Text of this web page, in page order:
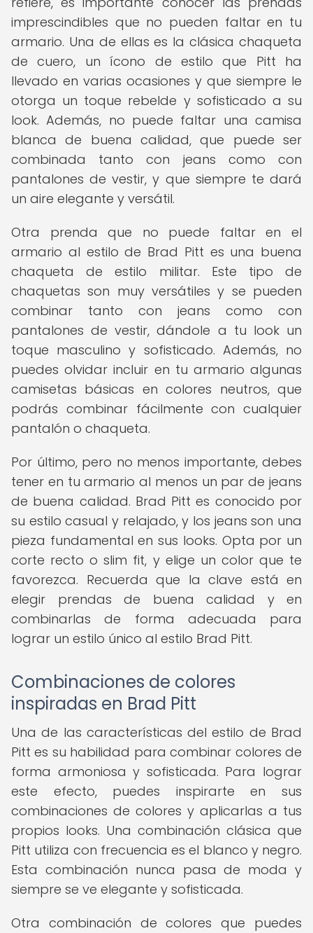
imprescindibles que no pueden faltar en tu
armario. Una de ellas es la clásica chaqueta
de cuero, un ícono de estilo que Pitt ha
llevado en varias ocasiones y que siempre le
otorga un toque rebelde y sofisticado a su
look. Además, no puede faltar una camisa
blanca de buena calidad, que puede ser
combinada tanto con jeans como con
pantalones de vestir, y que siempre te dará
un aire elegante y versátil.
Otra prenda que no puede faltar en el
armario al estilo de Brad Pitt es una buena
chaqueta de estilo militar. Este tipo de
chaquetas son muy versátiles y se pueden
combinar tanto con jeans como con
pantalones de vestir, dándole a tu look un
toque masculino y sofisticado. Además, no
puedes olvidar incluir en tu armario algunas
camisetas básicas en colores neutros, que
podrás combinar fácilmente con cualquier
pantalón o chaqueta.
Por último, pero no menos importante, debes
tener en tu armario al menos un par de jeans
de buena calidad. Brad Pitt es conocido por
su estilo casual y relajado, y los jeans son una
pieza fundamental en sus looks. Opta por un
corte recto o slim fit, y elige un color que te
favorezca. Recuerda que la clave está en
elegir prendas de buena calidad y en
combinarlas de forma adecuada para
lograr un estilo único al estilo Brad Pitt.
Combinaciones de colores
inspiradas en Brad Pitt
Una de las características del estilo de Brad
Pitt es su habilidad para combinar colores de
forma armoniosa y sofisticada. Para lograr
este efecto, puedes inspirarte en sus
combinaciones de colores y aplicarlas a tus
propios looks. Una combinación clásica que
Pitt utiliza con frecuencia es el blanco y negro.
Esta combinación nunca pasa de moda y
siempre se ve elegante y sofisticada.
Otra combinación de colores que puedes